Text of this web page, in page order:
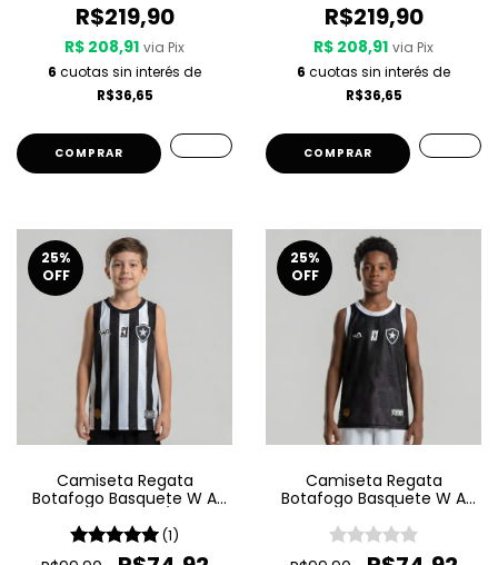
R$219,90
R$ 208,91 via Pix
6 cuotas sin interés de
R$36,65
COMPRAR
R$219,90
R$ 208,91 via Pix
6 cuotas sin interés de
R$36,65
COMPRAR
25%
OFF
Camiseta Regata
Botafogo Basquete W A
Listrada (1)
25%
OFF
Camiseta Regata
Botafogo Basquete W A